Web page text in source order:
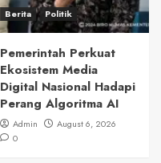
Berita Politik
Pemerintah Perkuat
Ekosistem Media
Digital Nasional Hadapi
Perang Algoritma AI
Admin
August 6, 2026
0